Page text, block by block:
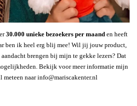
30.000 unieke bezoekers per maanden heeft
ben ik heel erg blij mee! Wil jij jouw product,
brengen bij mijn te gekke lezers? Dat
Bekijk voor meer informatie mijn
naar info@mariscakenter.nl